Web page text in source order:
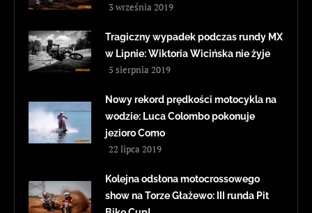
3 września 2019
Tragiczny wypadek podczas rundy MX
w Lipnie: Wiktoria Wicińska nie żyje
5 sierpnia 2019
Nowy rekord prędkości motocykla na
wodzie: Luca Colombo pokonuje
jezioro Como
22 lipca 2019
Kolejna odsłona motocrossowego
show na Torze Głażewo: III runda Pit